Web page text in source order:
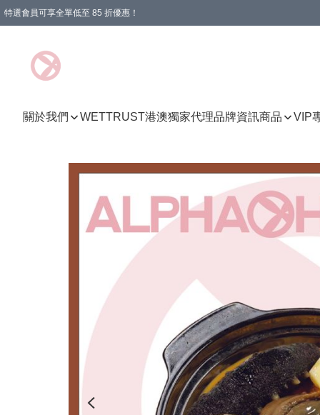
特選會員可享全單低至 85 折優惠！
關於我們 WETTRUST港澳獨家代理品牌資訊商品 VIP